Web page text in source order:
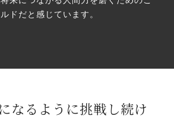
ドだと感じています。
なるように挑戦し続け